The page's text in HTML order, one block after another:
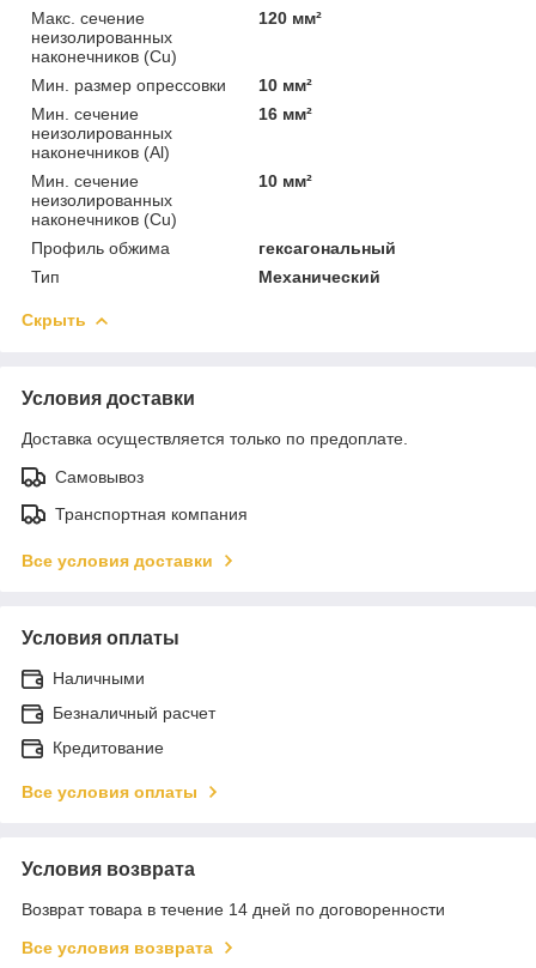
Макс. сечение
неизолированных
наконечников (Cu)
120 мм²
Мин. размер опрессовки
10 мм²
Мин. сечение
неизолированных
наконечников (Al)
16 мм²
Мин. сечение
неизолированных
наконечников (Cu)
10 мм²
Профиль обжима
гексагональный
Тип
Механический
Скрыть
Условия доставки
Доставка осуществляется только по предоплате.
Самовывоз
Транспортная компания
Все условия доставки
Условия оплаты
Наличными
Безналичный расчет
Кредитование
Все условия оплаты
Условия возврата
Возврат товара в течение 14 дней по договоренности
Все условия возврата